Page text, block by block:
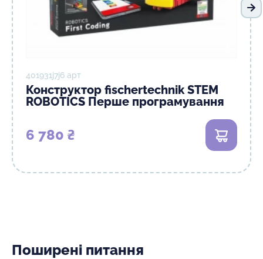
401931j7j6 арт
Конструктор fisсhertechnik STEM
ROBOTICS Перше програмування
6 780 ₴ В кошик
Поширені питання